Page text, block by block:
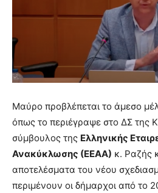
Μαύρο προβλέπεται το άμεσο
όπως το περιέγραψε στο ΔΣ της
σύμβουλος της Ελληνικής
Ανακύκλωσης (ΕΕΑΑ) κ. Ραζής
αποτελέσματα του νέου
περιμένουν οι δήμαρχοι από το